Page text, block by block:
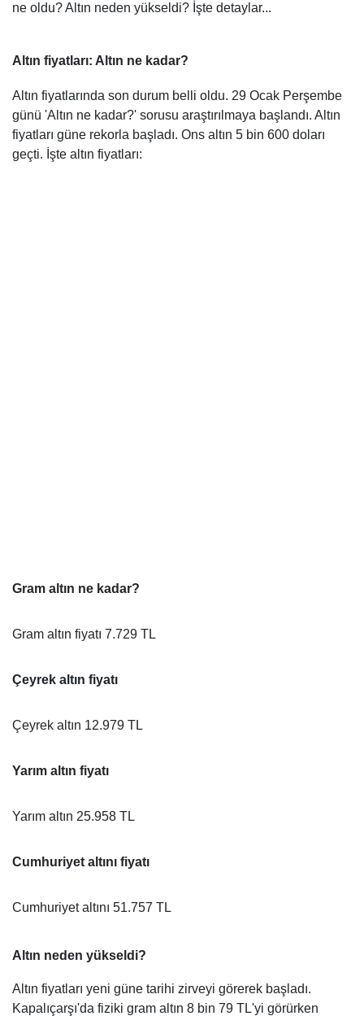
ne oldu? Altın neden yükseldi? İşte detaylar...
Altın fiyatları: Altın ne kadar?
Altın fiyatlarında son durum belli oldu. 29 Ocak Perşembe
günü 'Altın ne kadar?' sorusu araştırılmaya başlandı. Altın
fiyatları güne rekorla başladı. Ons altın 5 bin 600 doları
geçti. İşte altın fiyatları:
Gram altın ne kadar?
Gram altın fiyatı 7.729 TL
Çeyrek altın fiyatı
Çeyrek altın 12.979 TL
Yarım altın fiyatı
Yarım altın 25.958 TL
Cumhuriyet altını fiyatı
Cumhuriyet altını 51.757 TL
Altın neden yükseldi?
Altın fiyatları yeni güne tarihi zirveyi görerek başladı.
Kapalıçarşı'da fiziki gram altın 8 bin 79 TL'yi görürken